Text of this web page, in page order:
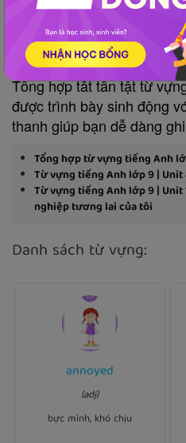
Then And Now - Việt
VOCA đăng lúc 13:45 05/01/2022
Tổng hợp tất tần tật từ
được trình bày sinh động
thanh giúp bạn dễ dàng
Tổng hợp từ vựng tiếng Anh
Từ vựng tiếng Anh lớp 9 |
Từ vựng tiếng Anh lớp 9 | Unit
nghiệp tương lai của tôi
Danh sách từ vựng:
annoyed
(adj)
bực mình, khó chịu
Ví dụ:
I bet she was
annoyed
having to write it out again.